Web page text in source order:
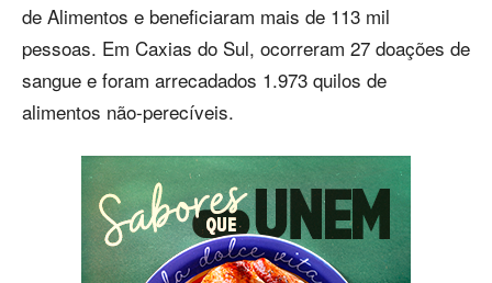
de Alimentos e beneficiaram mais de 113 mil
pessoas. Em Caxias do Sul, ocorreram 27 doações de
sangue e foram arrecadados 1.973 quilos de
alimentos não-perecíveis.